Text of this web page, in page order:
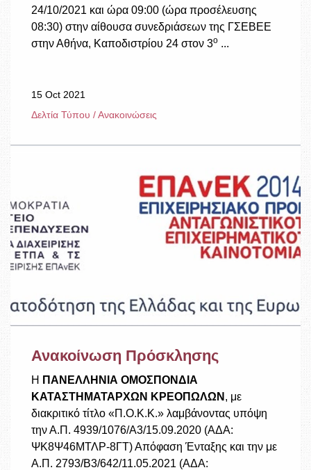
24/10/2021 και ώρα 09:00 (ώρα προσέλευσης
08:30) στην αίθουσα συνεδριάσεων της ΓΣΕΒΕΕ
στην Αθήνα, Καποδιστρίου 24 στον 3ο ...
15 Oct 2021
Δελτία Τύπου / Ανακοινώσεις
Ανακοίνωση Πρόσκλησης
Η ΠΑΝΕΛΛΗΝΙΑ ΟΜΟΣΠΟΝΔΙΑ
ΚΑΤΑΣΤΗΜΑΤΑΡΧΩΝ ΚΡΕΟΠΩΛΩΝ , με
διακριτικό τίτλο «Π.Ο.Κ.Κ.» λαμβάνοντας υπόψη
την Α.Π. 4939/1076/Α3/15.09.2020 (ΑΔΑ:
ΨΚ8Ψ46ΜΤΛΡ-8ΓΤ) Απόφαση Ένταξης και την με
Α.Π. 2793/Β3/642/11.05.2021 (ΑΔΑ: